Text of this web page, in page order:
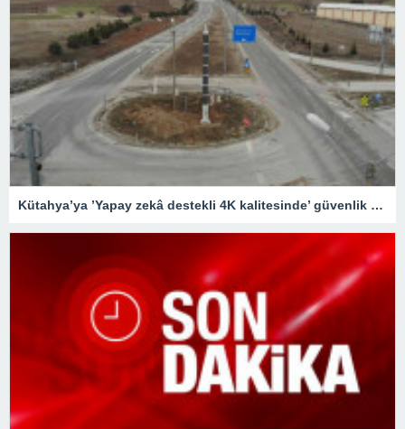
Kütahya’ya ’Yapay zekâ destekli 4K kalitesinde’ güvenlik kameraları